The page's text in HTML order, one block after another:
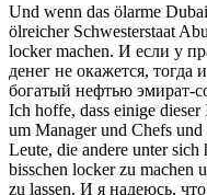
Und wenn das ölarme
ölreicher Schwesterstaat
locker machen. И если у
денег не окажется, тогда
богатый нефтью эмират-
Ich hoffe, dass einige
um Manager und Chefs
Leute, die andere unter sich
bisschen lockerzu machen
zu lassen. И я надеюсь,